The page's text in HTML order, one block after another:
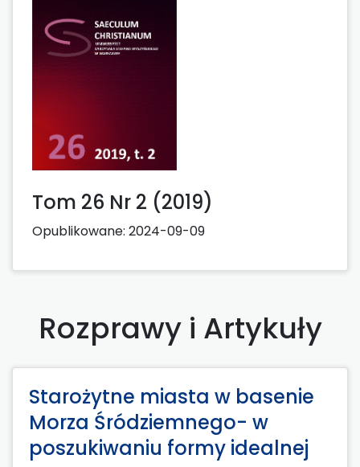
Tom 26 Nr 2 (2019)
Opublikowane: 2024-09-09
Rozprawy i Artykuły
Starożytne miasta w basenie
Morza Śródziemnego- w
poszukiwaniu formy idealnej